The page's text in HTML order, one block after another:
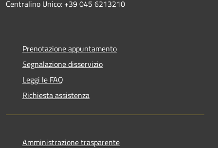
Centralino Unico: +39 045 6213210
Prenotazione appuntamento
Segnalazione disservizio
Leggi le FAQ
Richiesta assistenza
Amministrazione trasparente